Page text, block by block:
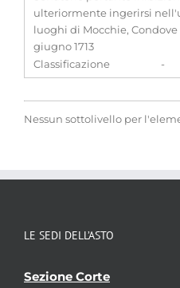
ulteriormente ingerirsi
luoghi di Mocchie, Condove
giugno 1713
Classificazione
-
Nessun sottolivello per
LE SEDI DELL’ASTO
Sezione Corte